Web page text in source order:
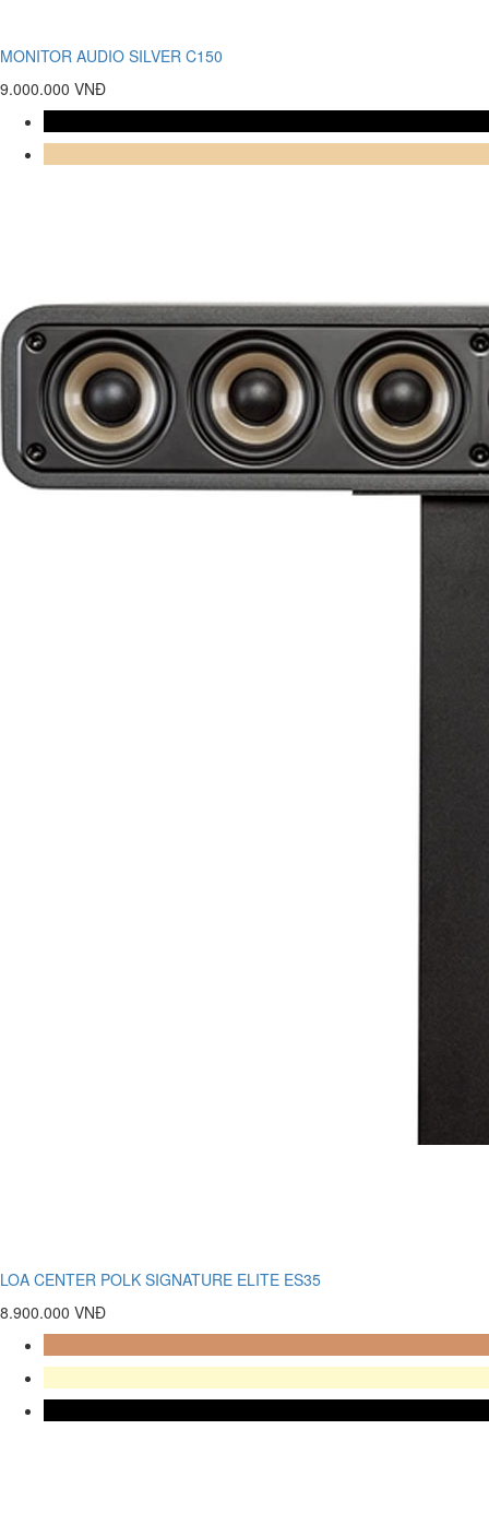
MONITOR AUDIO SILVER C150
9.000.000 VNĐ
LOA CENTER POLK SIGNATURE ELITE ES35
8.900.000 VNĐ